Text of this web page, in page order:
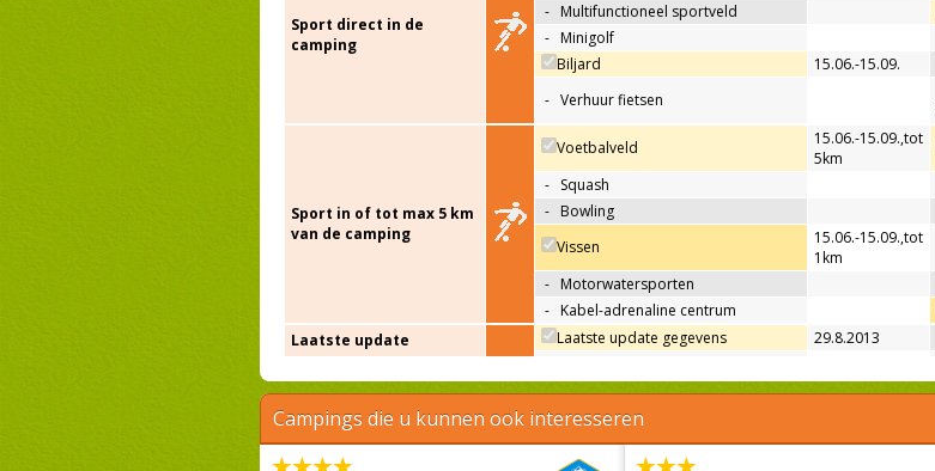
Sport direct in de
camping
- Multifunctioneel sportveld
- Minigolf
Biljard
15.06.-15.09.
- Verhuur fietsen
Sport in of tot max 5 km
van de camping
Voetbalveld 15.06.-15.09.,tot
5km
- Squash
- Bowling
Vissen
15.06.-15.09.,tot
1km
- Motorwatersporten
- Kabel-adrenaline centrum
Laatste update
Laatste update gegevens 29.8.2013
Campings die u kunnen ook interesseren